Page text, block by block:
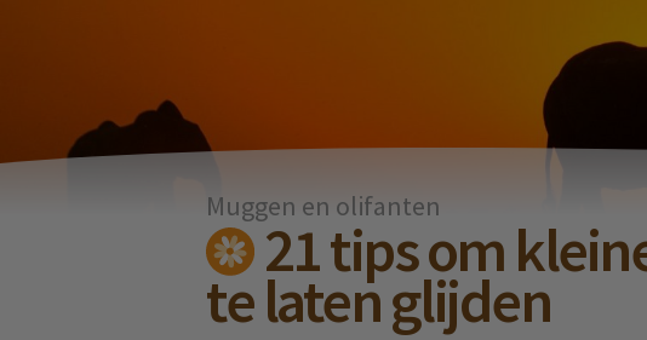
Muggen en olifanten
21 tips om
te laten glijden